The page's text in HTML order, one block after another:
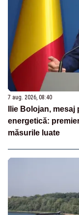
7 aug. 2026, 08:40
Ilie Bolojan,
energetică:
măsurile luate